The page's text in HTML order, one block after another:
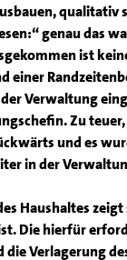
genau das
ist
einer
Verwaltung
Zu
und es
in der
Haushaltes
Die hierfür
Verlagerung